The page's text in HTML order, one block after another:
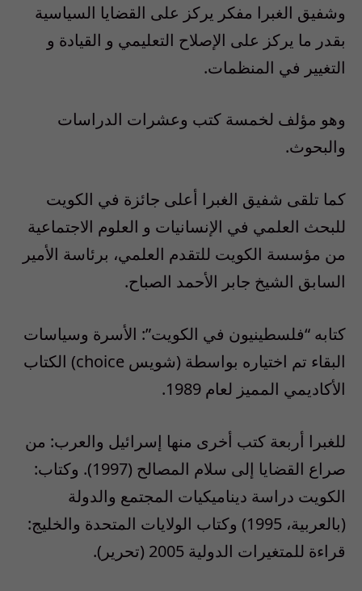
وشفيق الغبرا مفكر يركز على القضايا السياسية
بقدر ما يركز على الإصلاح التعليمي و القيادة و
التغيير في المنظمات.
وهو مؤلف لخمسة كتب وعشرات الدراسات
والبحوث.
كما تلقى شفيق الغبرا أعلى جائزة في الكويت
للبحث العلمي في الإنسانيات و العلوم الاجتماعية
من مؤسسة الكويت للتقدم العلمي، برئاسة الأمير
السابق الشيخ جابر الأحمد الصباح.
كتابه “فلسطينيون في الكويت”: الأسرة وسياسات
البقاء تم اختياره بواسطة (شويس choice) الكتاب
الأكاديمي المميز لعام 1989.
للغبرا أربعة كتب أخرى منها إسرائيل والعرب: من
صراع القضايا إلى سلام المصالح (1997). وكتاب:
الكويت دراسة ديناميكيات المجتمع والدولة
(بالعربية، 1995) وكتاب الولايات المتحدة والخليج:
قراءة للمتغيرات الدولية 2005 (تحرير).